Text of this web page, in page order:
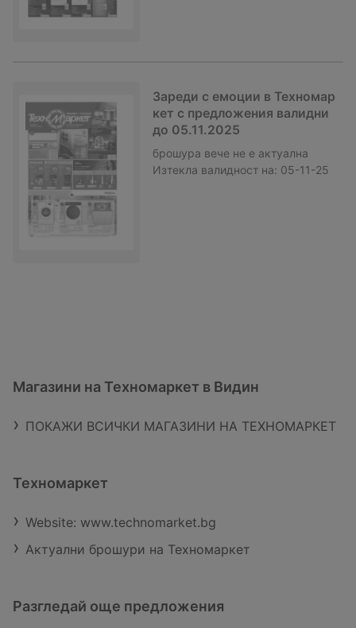
Зареди с емоции в Техномар
кет с предложения валидни
до 05.11.2025
брошура вече не е актуална
Изтекла валидност на: 05-11-25
Магазини на Техномаркет в Видин
ПОКАЖИ ВСИЧКИ МАГАЗИНИ НА ТЕХНОМАРКЕТ
Техномаркет
Website: www.technomarket.bg
Актуални брошури на Техномаркет
Разгледай още предложения